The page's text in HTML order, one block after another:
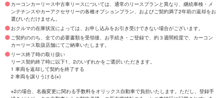
カーコンカーリース中古車リースについては、通常のリースプランと異なり、継続車検・メ
ンテナンスやカーアクセサリーの各種オプションプラン、およびご契約満了2年前の返却をお
選びいただけません。
おクルマの在庫状況によっては、お申し込みをお引き受けできない場合がございます。
ご契約ののち、全ての必要書類を受領後、お手続き・ご登録で、約３週間程度で、カーコン
カーリース取扱店舗にてご納車いたします。
リース終了時の取り扱い
リース契約終了時に以下1、2のいずれかをご選択いただきます。
1 車両を返却して契約を終了する
2 車両を譲りうける(※)
※2の場合、名義変更に関わる手数料をオリックス自動車で負担いたします。ただし、登録手